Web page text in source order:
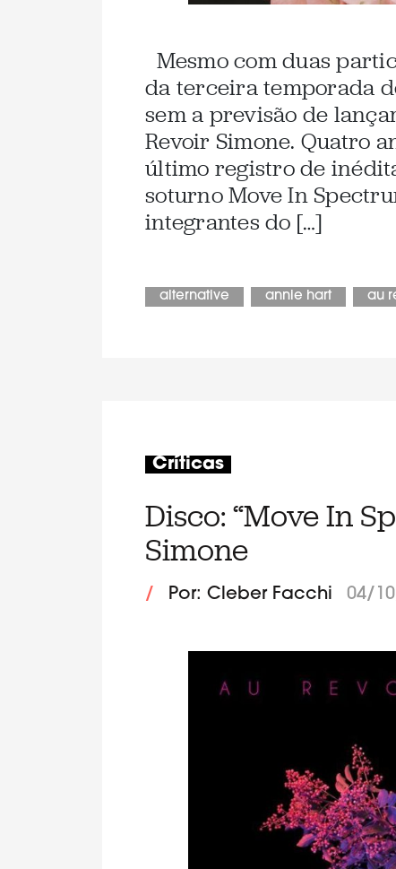
Mesmo com duas
da terceira temporada
sem a previsão de
Revoir Simone. Quatro
último registro de
soturno Move In
integrantes do […]
alternative annie hart au
Críticas
Disco: “Move In
Simone
/ Por: Cleber Facchi 04/